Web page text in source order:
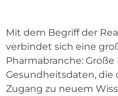
Mit dem Begriff der
verbindet sich eine
Pharmabranche:
Gesundheitsdaten, die
Zugang zu neuem